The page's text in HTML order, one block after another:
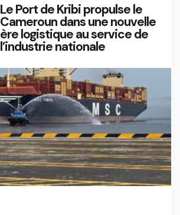
Le Port de Kribi propulse le
Cameroun dans une nouvelle
ère logistique au service de
l’industrie nationale